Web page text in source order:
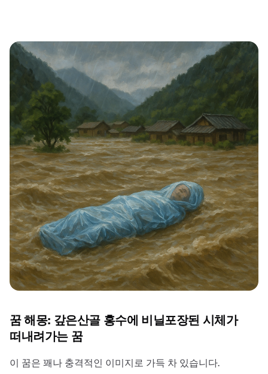
꿈 해몽: 갚은산골 홍수에 비닐포장된 시체가
떠내려가는 꿈
이 꿈은 꽤나 충격적인 이미지로 가득 차 있습니다.